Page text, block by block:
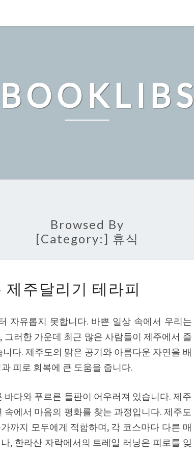
Browsed By
[Category:] 휴식
로
복
에
좋
은
주
달
리
기
주달리기 테라피
자유롭지 못합니다. 바쁜 일상 속에서 우리는
러한 가운데 최근 많은 사람들이 제주에서 즐
다. 제주도의 맑은 공기와 아름다운 자연을 배
피로 회복에 큰 도움을 줍니다.
다와 푸르른 들판이 어우러져 있습니다. 제주
에서 마음의 평화를 찾는 과정입니다. 제주도
까지 모두에게 적합하며, 각 코스마다 다른 매
, 한라산 자락에서의 트레일 러닝은 피로를 잊